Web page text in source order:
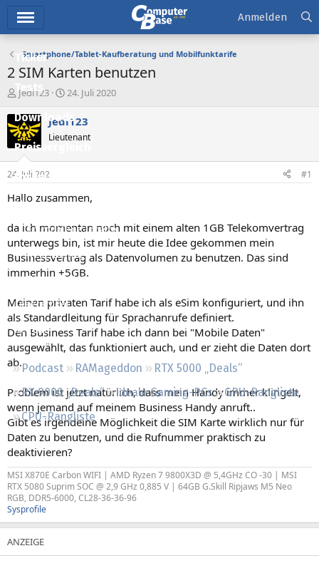
Ticker
Tests
Downloads
Preisvergleich
Forum
Aktuelles
Empfohlene Inhalte
Neue Beiträge
Neueste Aktivitäten
Leserartikel
Regeln
Podcast RAMageddon
RTX 5000 „Deals“
RX 9000 „Deals“
Ideale Gaming-PCs
GPU-Rangliste
CPU-Rangliste
Anmelden
Smartphone/Tablet-Kaufberatung und Mobilfunktarife
2 SIM Karten benutzen
E
s
t
e
e
r
Jedi123
E
s
e
t
a
24. Juli 2020
Jedi123
Lieutenant
24. Juli 2020 #1
Hallo zusammen,
da ich momentan noch mit einem alten 1GB Telekomvertrag
unterwegs bin, ist mir heute die Idee gekommen mein
Businessvertrag als Datenvolumen zu benutzen. Das sind
immerhin +5GB.
Meinen privaten Tarif habe ich als eSim konfiguriert, und ihn
als Standardleitung für Sprachanrufe definiert.
Den Business Tarif habe ich dann bei "Mobile Daten"
ausgewählt, das funktioniert auch, und er zieht die Daten dort
ab.
Problem ist jetzt natürlich, dass mein Handy immer klingelt,
wenn jemand auf meinem Business Handy anruft..
Gibt es irgendeine Möglichkeit die SIM Karte wirklich nur für
Daten zu benutzen, und die Rufnummer praktisch zu
deaktivieren?
MSI X870E Carbon WIFI | AMD Ryzen 7 9800X3D @ 5,4GHz CO -30 | MSI
RTX 5080 Suprim SOC @ 2,9 GHz 0,885 V | 64GB G.Skill Ripjaws M5 Neo
RGB, DDR5-6000, CL28-36-36-96
Sysprofile